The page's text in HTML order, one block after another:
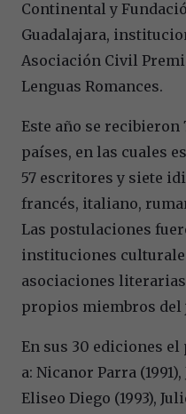
Continental y
Guadalajara,
Asociación Civil
Lenguas Romances.
Este año se recibieron
países, en las cuales
57 escritores y siete
francés, italiano,
Las postulaciones
instituciones
asociaciones
propios miembros del
En sus 30 ediciones
a: Nicanor Parra
Eliseo Diego (1993),